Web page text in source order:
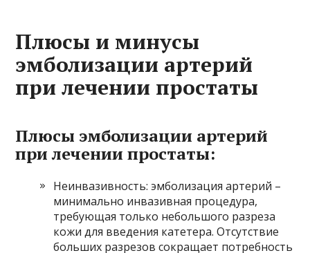
Плюсы и минусы
эмболизации артерий
при лечении простаты
Плюсы эмболизации артерий
при лечении простаты:
Неинвазивность: эмболизация артерий –
минимально инвазивная процедура,
требующая только небольшого разреза
кожи для введения катетера. Отсутствие
больших разрезов сокращает потребность